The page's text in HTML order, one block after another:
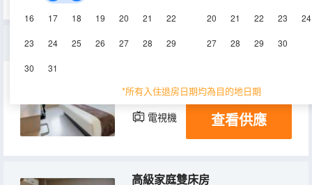
16 17 18 19 20 21 22
23 24 25 26 27 28 29
30 31
20 21 22 23 24
27 28 29 30
*所有入住退房日期均為目的地日期
零壓高級大床房
20-23㎡ 6層 空調
電視機 查看供應
高級家庭雙床房